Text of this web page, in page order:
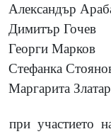
Александър
Димитър Гочев
Георги Марков
Стефанка
Маргарита
при участието